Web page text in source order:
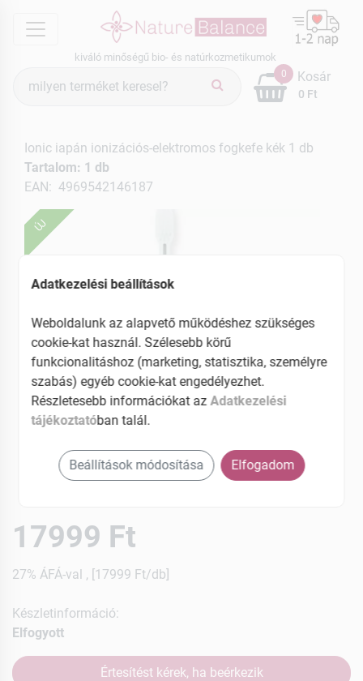
menu
kiváló minőségű bio- és natúrkozmetikumok
keresés
0
0 Ft
Kosár
ÚJ
Ionic iapán ionizációs-elektromos fogkefe kék 1 db
Tartalom: 1 db
EAN: 4969542146187
17999 Ft
27% ÁFÁ-val , [17999 Ft/db]
Készletinformáció:
Elfogyott
Értesítést kérek, ha beérkezik
Adatkezelési beállítások
Weboldalunk az alapvető működéshez szükséges
cookie-kat használ. Szélesebb körű
funkcionalitáshoz (marketing, statisztika, személyre
szabás) egyéb cookie-kat engedélyezhet.
Részletesebb információkat az Adatkezelési
tájékoztatóban talál.
Beállítások módosítása Elfogadom